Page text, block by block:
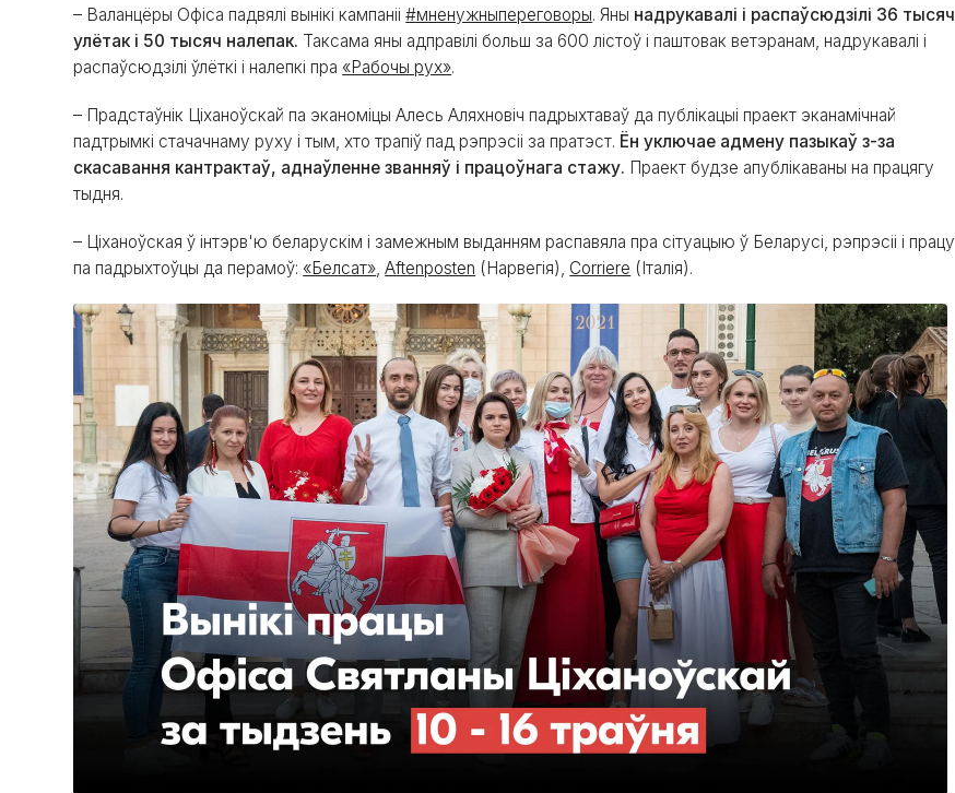
– Валанцёры Офіса падвялі вынікі кампаніі#мненужныпереговоры. Яны надрукавалі і распаўсюдзілі 36 тысяч
улётак і 50 тысяч налепак. Таксама яны адправілі больш за 600 лістоў і паштовак ветэранам, надрукавалі і
распаўсюдзілі ўлёткі і налепкі пра «Рабочы рух».
– Прадстаўнік Ціханоўскай па эканоміцы Алесь Аляхновіч падрыхтаваў да публікацыі праект эканамічнай
падтрымкі стачачнаму руху і тым, хто трапіў пад рэпрэсіі за пратэст. Ён уключае адмену пазыкаў з-за
скасавання кантрактаў, аднаўленне званняў і працоўнага стажу. Праект будзе апублікаваны на працягу
тыдня.
– Ціханоўская ў інтэрв'ю беларускім і замежным выданням распавяла пра сітуацыю ў Беларусі, рэпрэсіі і працу
па падрыхтоўцы да перамоў: «Белсат»,Aftenposten (Нарвегія), Corriere (Італія).